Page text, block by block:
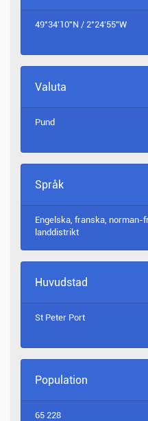
49°34'10"N / 2°24'55"W
Valuta
Pund
Språk
Engelska, franska, norman-
landdistrikt
Huvudstad
St Peter Port
Population
65 228